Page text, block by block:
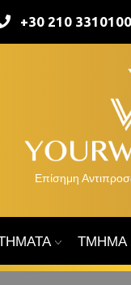
+30 210 3310100
ΤΜΉΜΑ